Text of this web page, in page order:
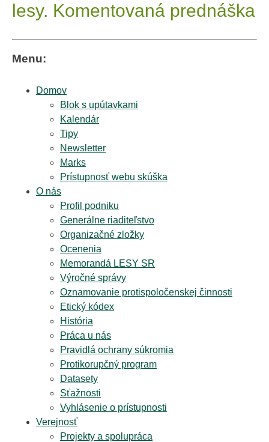
lesy. Komentovaná prednáška
Menu:
Domov
Blok s upútavkami
Kalendár
Tipy
Newsletter
Marks
Prístupnosť webu skúška
O nás
Profil podniku
Generálne riaditeľstvo
Organizačné zložky
Ocenenia
Memorandá LESY SR
Výročné správy
Oznamovanie protispoločenskej činnosti
Etický kódex
História
Práca u nás
Pravidlá ochrany súkromia
Protikorupčný program
Datasety
Sťažnosti
Vyhlásenie o prístupnosti
Verejnosť
Projekty a spolupráca